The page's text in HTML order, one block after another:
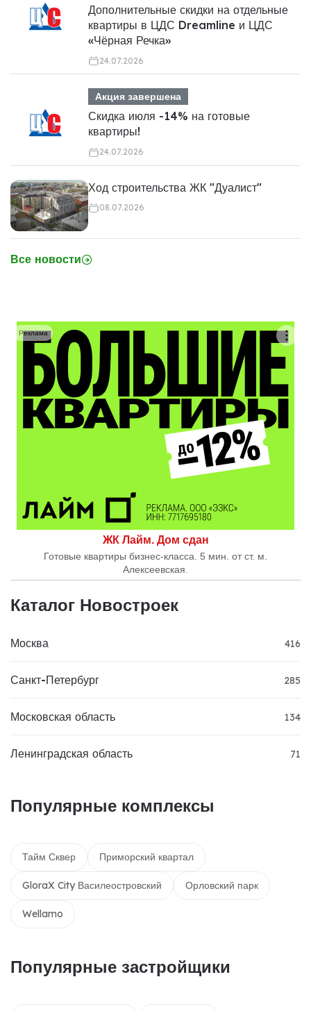
Дополнительные скидки на отдельные
квартиры в ЦДС Dreamline и ЦДС
«Чёрная Речка»
24.07.2026
Акция завершена
Скидка июля -14% на готовые
квартиры!
24.07.2026
Ход строительства ЖК "Дуалист"
08.07.2026
Все новости
ЖК Лайм. Дом сдан
Готовые квартиры бизнес-класса. 5 мин. от ст. м.
Алексеевская.
Реклама
Каталог Новостроек
Москва 416
Санкт-Петербург 285
Московская область 134
Ленинградская область 71
Популярные комплексы
Тайм Сквер Приморский квартал
GloraX City Василеостровский Орловский парк
Wellamo
Популярные застройщики